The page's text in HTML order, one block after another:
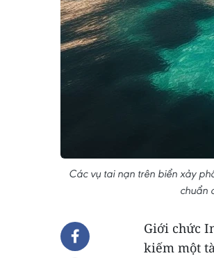
Các vụ tai nạn trên biển xảy
chuẩn
Giới chức
kiếm một